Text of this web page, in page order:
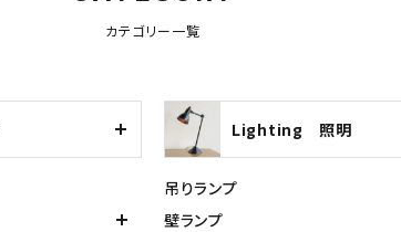
カテゴリー一覧
Lighting 照明
吊りランプ
壁ランプ